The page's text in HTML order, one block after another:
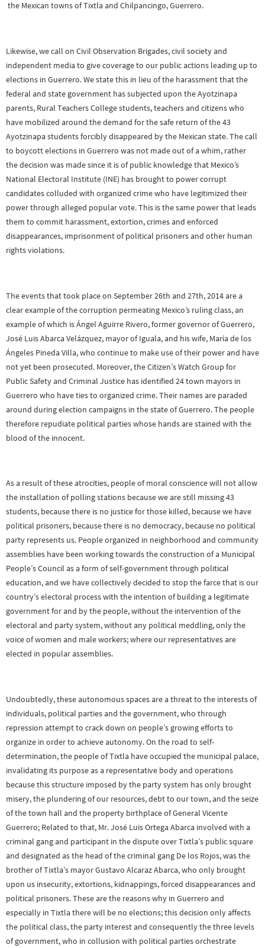
the Mexican towns of Tixtla and Chilpancingo, Guerrero.
Likewise, we call on Civil Observation Brigades, civil society and
independent media to give coverage to our public actions leading up to
elections in Guerrero. We state this in lieu of the harassment that the
federal and state government has subjected upon the Ayotzinapa
parents, Rural Teachers College students, teachers and citizens who
have mobilized around the demand for the safe return of the 43
Ayotzinapa students forcibly disappeared by the Mexican state. The call
to boycott elections in Guerrero was not made out of a whim, rather
the decision was made since it is of public knowledge that Mexico’s
National Electoral Institute (INE) has brought to power corrupt
candidates colluded with organized crime who have legitimized their
power through alleged popular vote. This is the same power that leads
them to commit harassment, extortion, crimes and enforced
disappearances, imprisonment of political prisoners and other human
rights violations.
The events that took place on September 26th and 27th, 2014 are a
clear example of the corruption permeating Mexico’s ruling class, an
example of which is Ángel Aguirre Rivero, former governor of Guerrero,
José Luis Abarca Velázquez, mayor of Iguala, and his wife, María de los
Ángeles Pineda Villa, who continue to make use of their power and have
not yet been prosecuted. Moreover, the Citizen’s Watch Group for
Public Safety and Criminal Justice has identified 24 town mayors in
Guerrero who have ties to organized crime. Their names are paraded
around during election campaigns in the state of Guerrero. The people
therefore repudiate political parties whose hands are stained with the
blood of the innocent.
As a result of these atrocities, people of moral conscience will not allow
the installation of polling stations because we are still missing 43
students, because there is no justice for those killed, because we have
political prisoners, because there is no democracy, because no political
party represents us. People organized in neighborhood and community
assemblies have been working towards the construction of a Municipal
People’s Council as a form of self-government through political
education, and we have collectively decided to stop the farce that is our
country’s electoral process with the intention of building a legitimate
government for and by the people, without the intervention of the
electoral and party system, without any political meddling, only the
voice of women and male workers; where our representatives are
elected in popular assemblies.
Undoubtedly, these autonomous spaces are a threat to the interests of
individuals, political parties and the government, who through
repression attempt to crack down on people’s growing efforts to
organize in order to achieve autonomy. On the road to self-
determination, the people of Tixtla have occupied the municipal palace,
invalidating its purpose as a representative body and operations
because this structure imposed by the party system has only brought
misery, the plundering of our resources, debt to our town, and the seize
of the town hall and the property birthplace of General Vicente
Guerrero; Related to that, Mr. José Luis Ortega Abarca involved with a
criminal gang and participant in the dispute over Tixtla’s public square
and designated as the head of the criminal gang De los Rojos, was the
brother of Tixtla’s mayor Gustavo Alcaraz Abarca, who only brought
upon us insecurity, extortions, kidnappings, forced disappearances and
political prisoners. These are the reasons why in Guerrero and
especially in Tixtla there will be no elections; this decision only affects
the political class, the party interest and consequently the three levels
of government, who in collusion with political parties orchestrate